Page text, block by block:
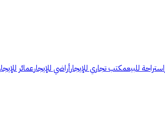
استراحة للبيعمكتب تجاري للإيجارأراضي للإيجارعمائر للإيجار